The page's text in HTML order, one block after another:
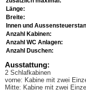
Länge:
Breite:
Innen und
Anzahl Kabinen:
Anzahl WC Anlagen:
Anzahl Duschen:
Ausstattung:
2 Schlafkabinen
vorne: Kabine mit zwei
Mitte: Kabine mit zwei